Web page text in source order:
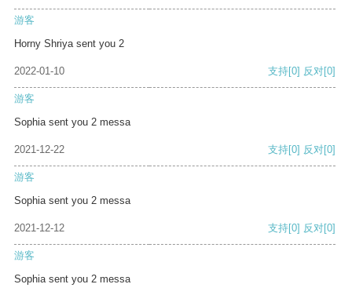
游客
Horny Shriya sent you 2
2022-01-10 支持[0] 反对[0]
游客
Sophia sent you 2 messa
2021-12-22 支持[0] 反对[0]
游客
Sophia sent you 2 messa
2021-12-12 支持[0] 反对[0]
游客
Sophia sent you 2 messa